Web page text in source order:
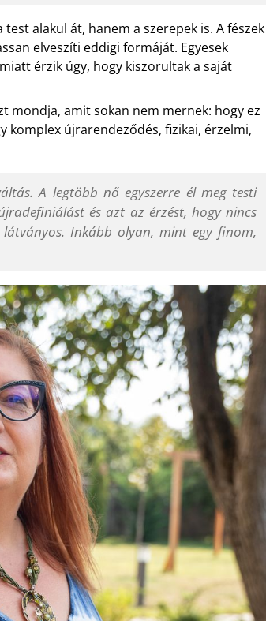
alakul át, hanem a szerepek is. A fészek
elveszíti eddigi formáját. Egyesek
érzik úgy, hogy kiszorultak a saját
mondja, amit sokan nem mernek: hogy ez
komplex újrarendeződés, fizikai, érzelmi,
A legtöbb nő egyszerre él meg testi
és azt az érzést, hogy nincs
Inkább olyan, mint egy finom,